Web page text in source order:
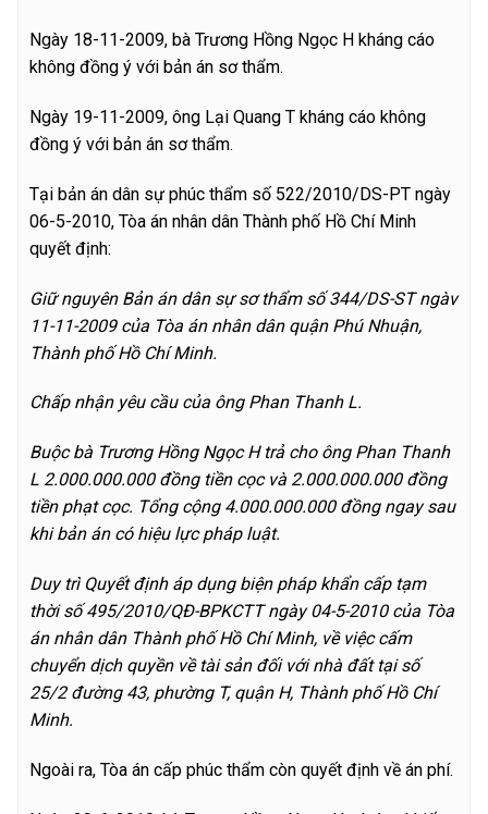
Ngày 18-11-2009, bà Trương Hồng Ngọc H kháng cáo
không đồng ý với bản án sơ thẩm.
Ngày 19-11-2009, ông Lại Quang T kháng cáo không
đồng ý với bản án sơ thẩm.
Tại bản án dân sự phúc thẩm số 522/2010/DS-PT ngày
06-5-2010, Tòa án nhân dân Thành phố Hồ Chí Minh
quyết định:
Giữ nguyên Bản án dân sự sơ thẩm số 344/DS-ST ngàv
11-11-2009 của Tòa án nhân dân quận Phú Nhuận,
Thành phố Hồ Chí Minh.
Chấp nhận yêu cầu của ông Phan Thanh L.
Buộc bà Trương Hồng Ngọc H trả cho ông Phan Thanh
L 2.000.000.000 đồng tiền cọc và 2.000.000.000 đồng
tiền phạt cọc. Tổng cộng 4.000.000.000 đồng ngay sau
khi bản án có hiệu lực pháp luật.
Duy trì Quyết định áp dụng biện pháp khẩn cấp tạm
thời số 495/2010/QĐ-BPKCTT ngày 04-5-2010 của Tòa
án nhân dân Thành phố Hồ Chí Minh, về việc cấm
chuyển dịch quyền về tài sản đối với nhà đất tại số
25/2 đường 43, phường T, quận H, Thành phố Hồ Chí
Minh.
Ngoài ra, Tòa án cấp phúc thẩm còn quyết định về án phí.